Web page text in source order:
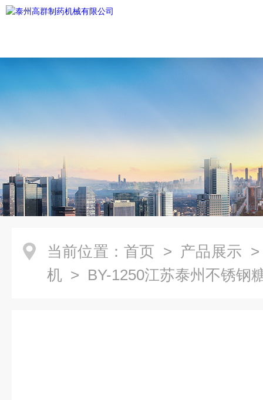
当前位置： 首页 > 产品展示
机 > BY-1250江苏泰州不锈钢